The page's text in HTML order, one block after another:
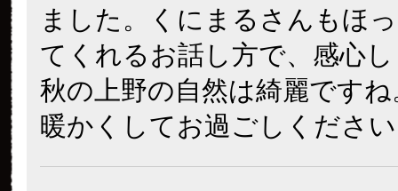
ました。くにまるさんもほ
てくれるお話し方で、感心
秋の上野の自然は綺麗です
暖かくしてお過ごしくださ